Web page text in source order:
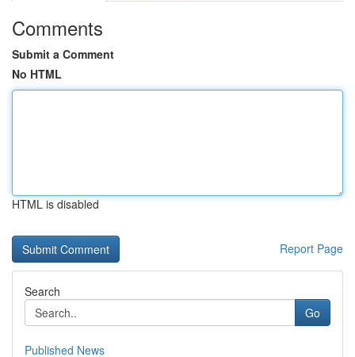
Comments
Submit a Comment
No HTML
HTML is disabled
Report Page
Search
Go
Published News